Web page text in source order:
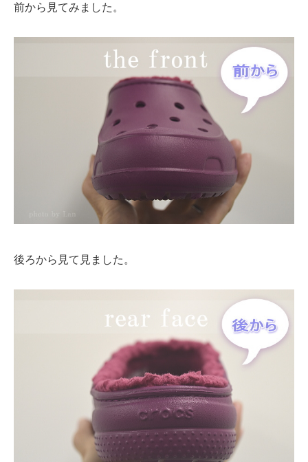
前から見てみました。
後ろから見て見ました。